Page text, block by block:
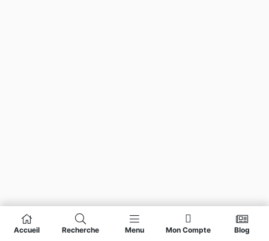
Accueil Recherche Menu Mon Compte Blog